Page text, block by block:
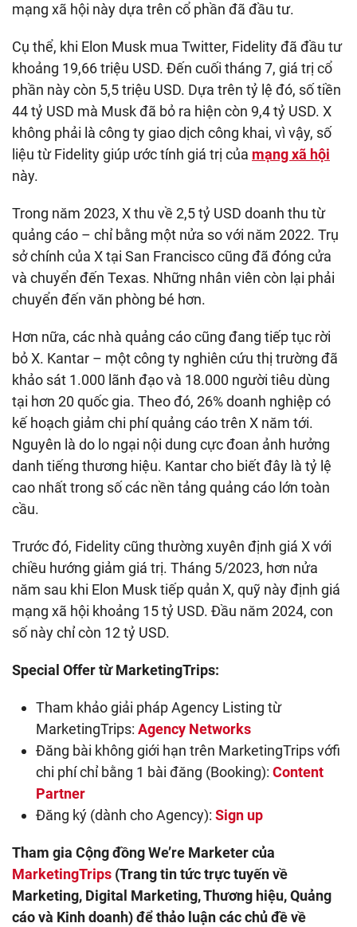
mạng xã hội này dựa trên cổ phần đã đầu tư.
Cụ thể, khi Elon Musk mua Twitter, Fidelity đã đầu tư
khoảng 19,66 triệu USD. Đến cuối tháng 7, giá trị cổ
phần này còn 5,5 triệu USD. Dựa trên tỷ lệ đó, số tiền
44 tỷ USD mà Musk đã bỏ ra hiện còn 9,4 tỷ USD. X
không phải là công ty giao dịch công khai, vì vậy, số
liệu từ Fidelity giúp ước tính giá trị của mạng xã hội
này.
Trong năm 2023, X thu về 2,5 tỷ USD doanh thu từ
quảng cáo – chỉ bằng một nửa so với năm 2022. Trụ
sở chính của X tại San Francisco cũng đã đóng cửa
và chuyển đến Texas. Những nhân viên còn lại phải
chuyển đến văn phòng bé hơn.
Hơn nữa, các nhà quảng cáo cũng đang tiếp tục rời
bỏ X. Kantar – một công ty nghiên cứu thị trường đã
khảo sát 1.000 lãnh đạo và 18.000 người tiêu dùng
tại hơn 20 quốc gia. Theo đó, 26% doanh nghiệp có
kế hoạch giảm chi phí quảng cáo trên X năm tới.
Nguyên là do lo ngại nội dung cực đoan ảnh hưởng
danh tiếng thương hiệu. Kantar cho biết đây là tỷ lệ
cao nhất trong số các nền tảng quảng cáo lớn toàn
cầu.
Trước đó, Fidelity cũng thường xuyên định giá X với
chiều hướng giảm giá trị. Tháng 5/2023, hơn nửa
năm sau khi Elon Musk tiếp quản X, quỹ này định giá
mạng xã hội khoảng 15 tỷ USD. Đầu năm 2024, con
số này chỉ còn 12 tỷ USD.
Special Offer từ MarketingTrips:
Tham khảo giải pháp Agency Listing từ
MarketingTrips: Agency Networks
Đăng bài không giới hạn trên MarketingTrips vớfi
chi phí chỉ bằng 1 bài đăng (Booking): Content
Partner
Đăng ký (dành cho Agency): Sign up
Tham gia Cộng đồng We’re Marketer của
MarketingTrips (Trang tin tức trực tuyến về
Marketing, Digital Marketing, Thương hiệu, Quảng
cáo và Kinh doanh) để thảo luận các chủ đề về